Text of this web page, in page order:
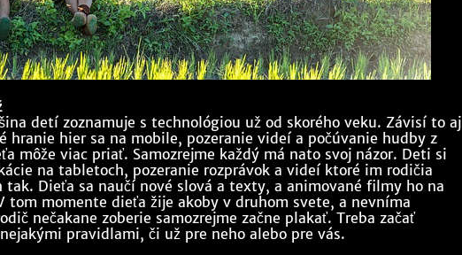
detí zoznamuje s technológiou už od skorého veku. Závisí to aj
hranie hier sa na mobile, pozeranie videí a počúvanie hudby z
môže viac priať. Samozrejme každý má nato svoj názor. Deti si
na tabletoch, pozeranie rozprávok a videí ktoré im rodičia
tak. Dieťa sa naučí nové slová a texty, a animované filmy ho na
tom momente dieťa žije akoby v druhom svete, a nevníma
nečakane zoberie samozrejme začne plakať. Treba začať
pravidlami, či už pre neho alebo pre vás.